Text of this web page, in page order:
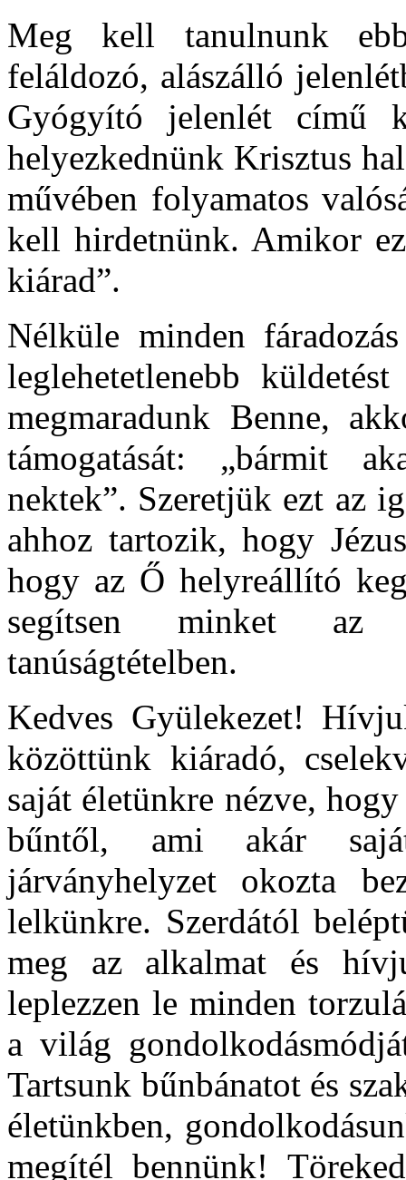
Meg kell tanulnunk
feláldozó, alászálló
Gyógyító jelenlét című
helyezkednünk Krisztus
művében folyamatos
kell hirdetnünk. Amikor
kiárad”.
Nélküle minden
leglehetetlenebb
megmaradunk Benne,
támogatását: „bármit
nektek”. Szeretjük ezt az
ahhoz tartozik, hogy
hogy az Ő helyreállító
segítsen minket az
tanúságtételben.
Kedves Gyülekezet!
közöttünk kiáradó,
saját életünkre nézve,
bűntől, ami akár
járványhelyzet okozta
lelkünkre. Szerdától
meg az alkalmat és
leplezzen le minden
a világ
Tartsunk bűnbánatot és
életünkben,
megítél bennünk!